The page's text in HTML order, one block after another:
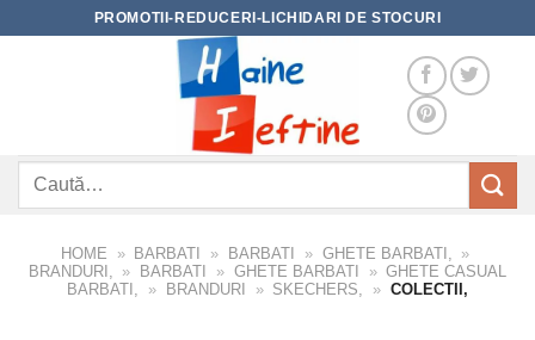
PROMOTII-REDUCERI-LICHIDARI DE STOCURI
Caută
HOME » BARBATI » BARBATI » GHETE BARBATI, »
BRANDURI, » BARBATI » GHETE BARBATI » GHETE CASUAL
BARBATI,
» BRANDURI » SKECHERS, » COLECTII,